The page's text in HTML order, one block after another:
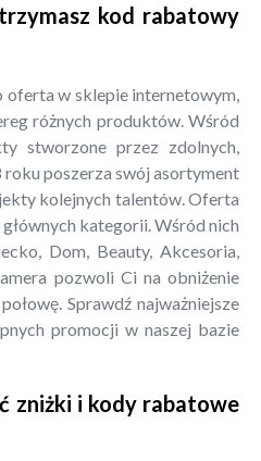
kod rabatowy
oferta w sklepie internetowym,
różnych produktów. Wśród
stworzone przez zdolnych,
poszerza swój asortyment
kolejnych talentów. Oferta
kategorii. Wśród nich
Dom, Beauty, Akcesoria,
pozwoli Ci na obniżenie
Sprawdź najważniejsze
promocji w naszej bazie
zniżki i kody rabatowe